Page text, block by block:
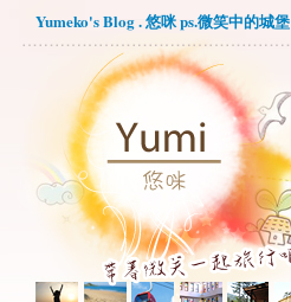
Yumeko's Blog . 悠咪 ps.微笑中的城堡